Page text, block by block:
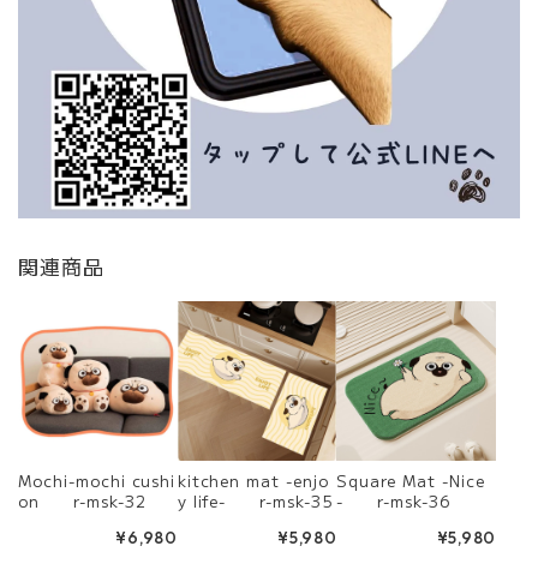
関連商品
Mochi-mochi cushi
on r-msk-32
¥6,980
kitchen mat -enjo
y life- r-msk-35
¥5,980
Square Mat -Nice
- r-msk-36
¥5,980